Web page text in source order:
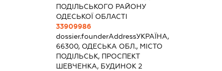
ПОДІЛЬСЬКОГО РАЙОНУ
ОДЕСЬКОЇ ОБЛАСТІ
33909986
dossier.founderAddressУКРАЇНА,
66300, ОДЕСЬКА ОБЛ., МІСТО
ПОДІЛЬСЬК, ПРОСПЕКТ
ШЕВЧЕНКА, БУДИНОК 2